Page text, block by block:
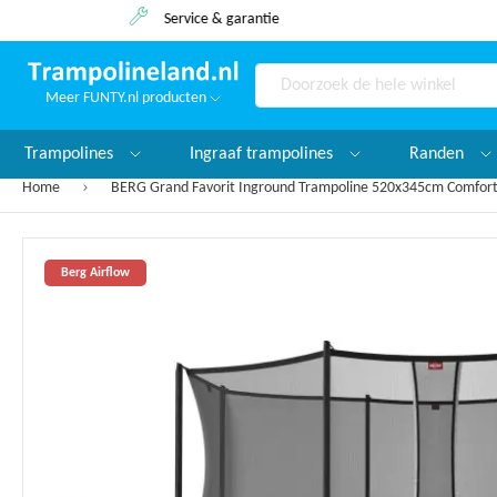
Home BERG Grand Favorit Inground Trampoline 520x345cm
Berg Airflow
Service & garantie
Meer FUNTY.nl producten
Search
Trampolines Ingraaf trampolines Randen